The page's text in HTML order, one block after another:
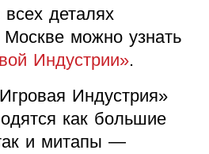
деталях
можно узнать
Индустрии».
Индустрия»
как большие
и митапы —